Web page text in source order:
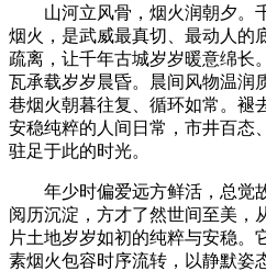
山河立风骨，烟火润朝夕。
烟火，是武威最真切、最动人的
疏离，让千年古城岁岁暖意绵长
瓦承载岁岁晨昏。晨间风物温润
巷烟火朝暮往复、循环如常。褪
安稳纯粹的人间日常，市井百态
驻足于此的时光。
年少时偏爱远方鲜活，总觉
阅历沉淀，方才了然世间至美，
片土地岁岁如初的纯粹与安稳。
素烟火包容时序流转，以静默姿